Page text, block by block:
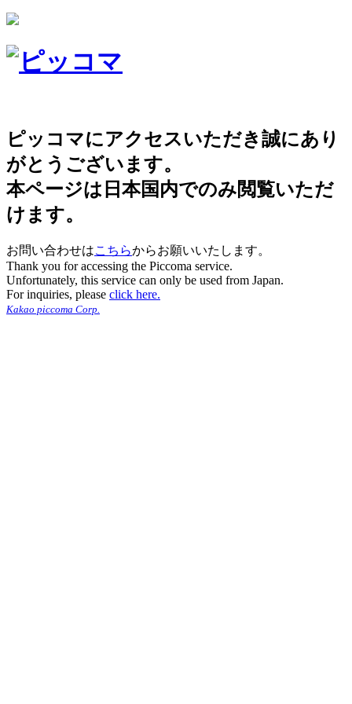
ピッコマにアクセスいただき誠にあり
がとうございます。
本ページは日本国内でのみ閲覧いただ
けます。
お問い合わせはこちらからお願いいたします。
Thank you for accessing the Piccoma service.
Unfortunately, this service can only be used from Japan.
For inquiries, please click here.
Kakao piccoma Corp.